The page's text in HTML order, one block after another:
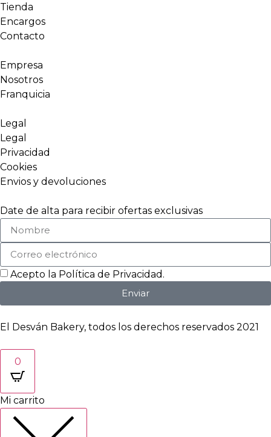
Tienda
Encargos
Contacto
Empresa
Nosotros
Franquicia
Legal
Legal
Privacidad
Cookies
Envios y devoluciones
Date de alta para recibir ofertas exclusivas
Acepto la Política de Privacidad .
Enviar
El Desván Bakery, todos los derechos reservados 2021
0
Mi carrito